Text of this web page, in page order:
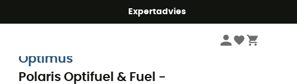
Expertadvies
Summer5
Camping Branders & Kooktoestel
Optimus
Polaris Optifuel & Fuel -